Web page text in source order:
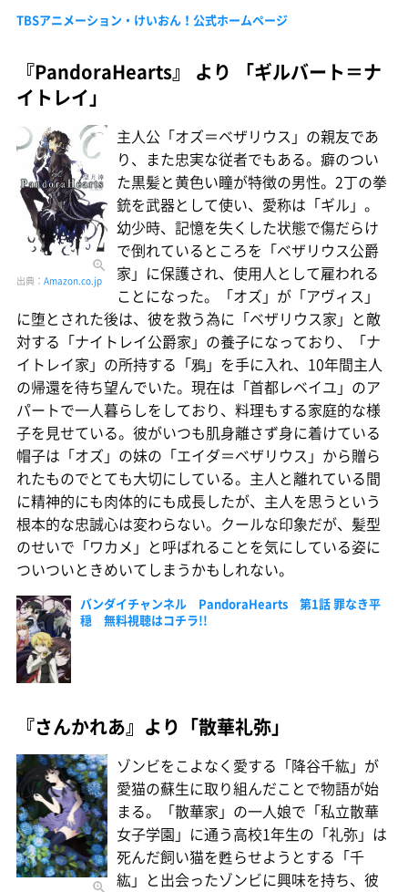
TBSアニメーション・けいおん！公式ホームページ
『PandoraHearts』 より 「ギルバート＝ナ
イトレイ」
出典： Amazon.co.jp
主人公「オズ＝ベザリウス」の親友であ
り、また忠実な従者でもある。癖のつい
た黒髪と黄色い瞳が特徴の男性。2丁の拳
銃を武器として使い、愛称は「ギル」。
幼少時、記憶を失くした状態で傷だらけ
で倒れているところを「ベザリウス公爵
家」に保護され、使用人として雇われる
ことになった。「オズ」が「アヴィス」
に堕とされた後は、彼を救う為に「ベザリウス家」と敵
対する「ナイトレイ公爵家」の養子になっており、「ナ
イトレイ家」の所持する「鴉」を手に入れ、10年間主人
の帰還を待ち望んでいた。現在は「首都レベイユ」のア
パートで一人暮らしをしており、料理もする家庭的な様
子を見せている。彼がいつも肌身離さず身に着けている
帽子は「オズ」の妹の「エイダ＝ベザリウス」から贈ら
れたものでとても大切にしている。主人と離れている間
に精神的にも肉体的にも成長したが、主人を思うという
根本的な忠誠心は変わらない。クールな印象だが、髪型
のせいで「ワカメ」と呼ばれることを気にしている姿に
ついついときめいてしまうかもしれない。
バンダイチャンネル PandoraHearts 第1話 罪なき平
穏 無料視聴はコチラ!!
『さんかれあ』より「散華礼弥」
ゾンビをこよなく愛する「降谷千紘」が
愛猫の蘇生に取り組んだことで物語が始
まる。「散華家」の一人娘で「私立散華
女子学園」に通う高校1年生の「礼弥」は
死んだ飼い猫を甦らせようとする「千
紘」と出会ったゾンビに興味を持ち、彼